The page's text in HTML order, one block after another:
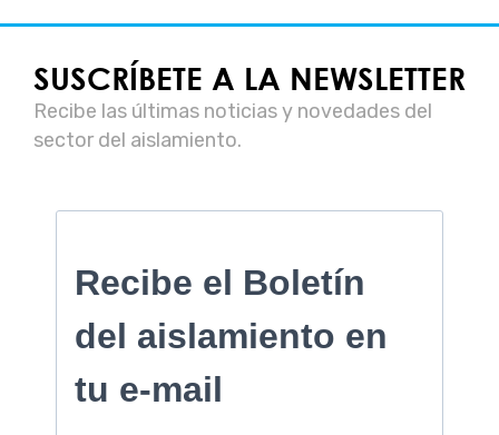
SUSCRÍBETE A LA NEWSLETTER
Recibe las últimas noticias y novedades del
sector del aislamiento.